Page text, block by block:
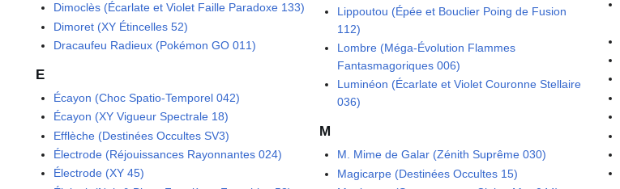
Dimoclès (Écarlate et Violet Faille Paradoxe 133)
Dimoret (XY Étincelles 52)
Dracaufeu Radieux (Pokémon GO 011)
E
Écayon (Choc Spatio-Temporel 042)
Écayon (XY Vigueur Spectrale 18)
Efflèche (Destinées Occultes SV3)
Électrode (Réjouissances Rayonnantes 024)
Électrode (XY 45)
Lippoutou (Épée et Bouclier Poing de Fusion
112)
Lombre (Méga-Évolution Flammes
Fantasmagoriques 006)
Luminéon (Écarlate et Violet Couronne Stellaire
036)
M
M. Mime de Galar (Zénith Suprême 030)
Magicarpe (Destinées Occultes 15)